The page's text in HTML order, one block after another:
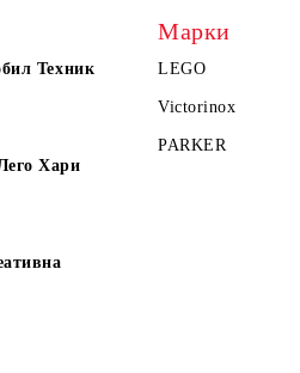
Техник
Хари
Марки
LEGO
Victorinox
PARKER